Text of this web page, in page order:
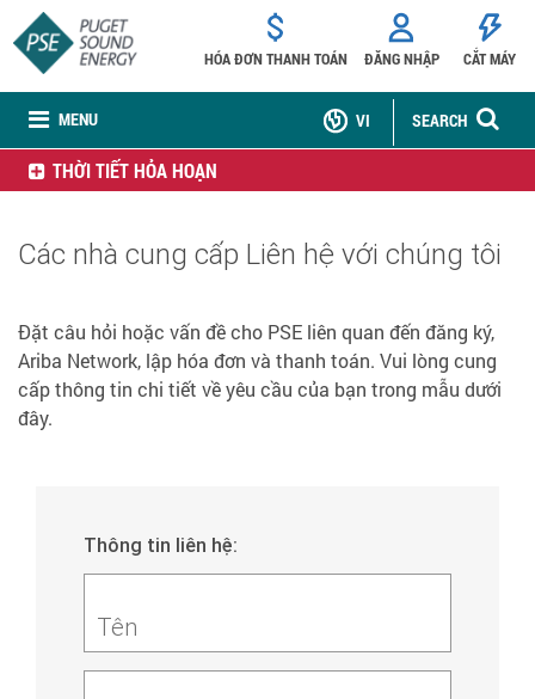
MENU
HÓA ĐƠN THANH TOÁN ĐĂNG NHẬP CẮT MÁY
SEARCH
VI
THỜI TIẾT HỎA HOẠN
Các nhà cung cấp Liên hệ với chúng tôi
Đặt câu hỏi hoặc vấn đề cho PSE liên quan đến đăng ký,
Ariba Network, lập hóa đơn và thanh toán. Vui lòng cung
cấp thông tin chi tiết về yêu cầu của bạn trong mẫu dưới
đây.
Thông tin liên hệ:
Tên